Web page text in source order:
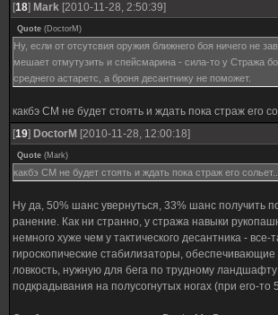
[18] Mark [2010-11-28, 2:50:39]
Quote (DoctorM )
Ну, если от отсутсвия оружия ближнего боя ничего не
мешает отмутузить и спейсмарина - сила-то у Стража
среднего астаретс, а броня десантнику не поможет.
какбэ СМ не будет стоять и ждать пока страж его
[19] DoctorM [2010-11-28, 12:00:18]
Quote (Mark)
какбэ СМ не будет стоять и ждать пока страж его сольет..
Ну да, 50% шанс увернуться, 33% шанс получить
ранение. Как ни странно, у стража навыки
немного хуже чем у тактического десантника - все-
гироскопические стабилизаторы,
ловкость, нужную для бега по трудному ландшафту
подкрадывания на полусогнутых ногах (при его-то